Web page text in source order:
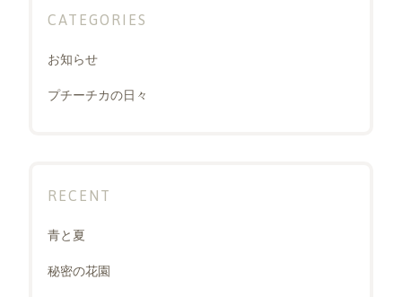
CATEGORIES
お知らせ
プチーチカの日々
RECENT
青と夏
秘密の花園